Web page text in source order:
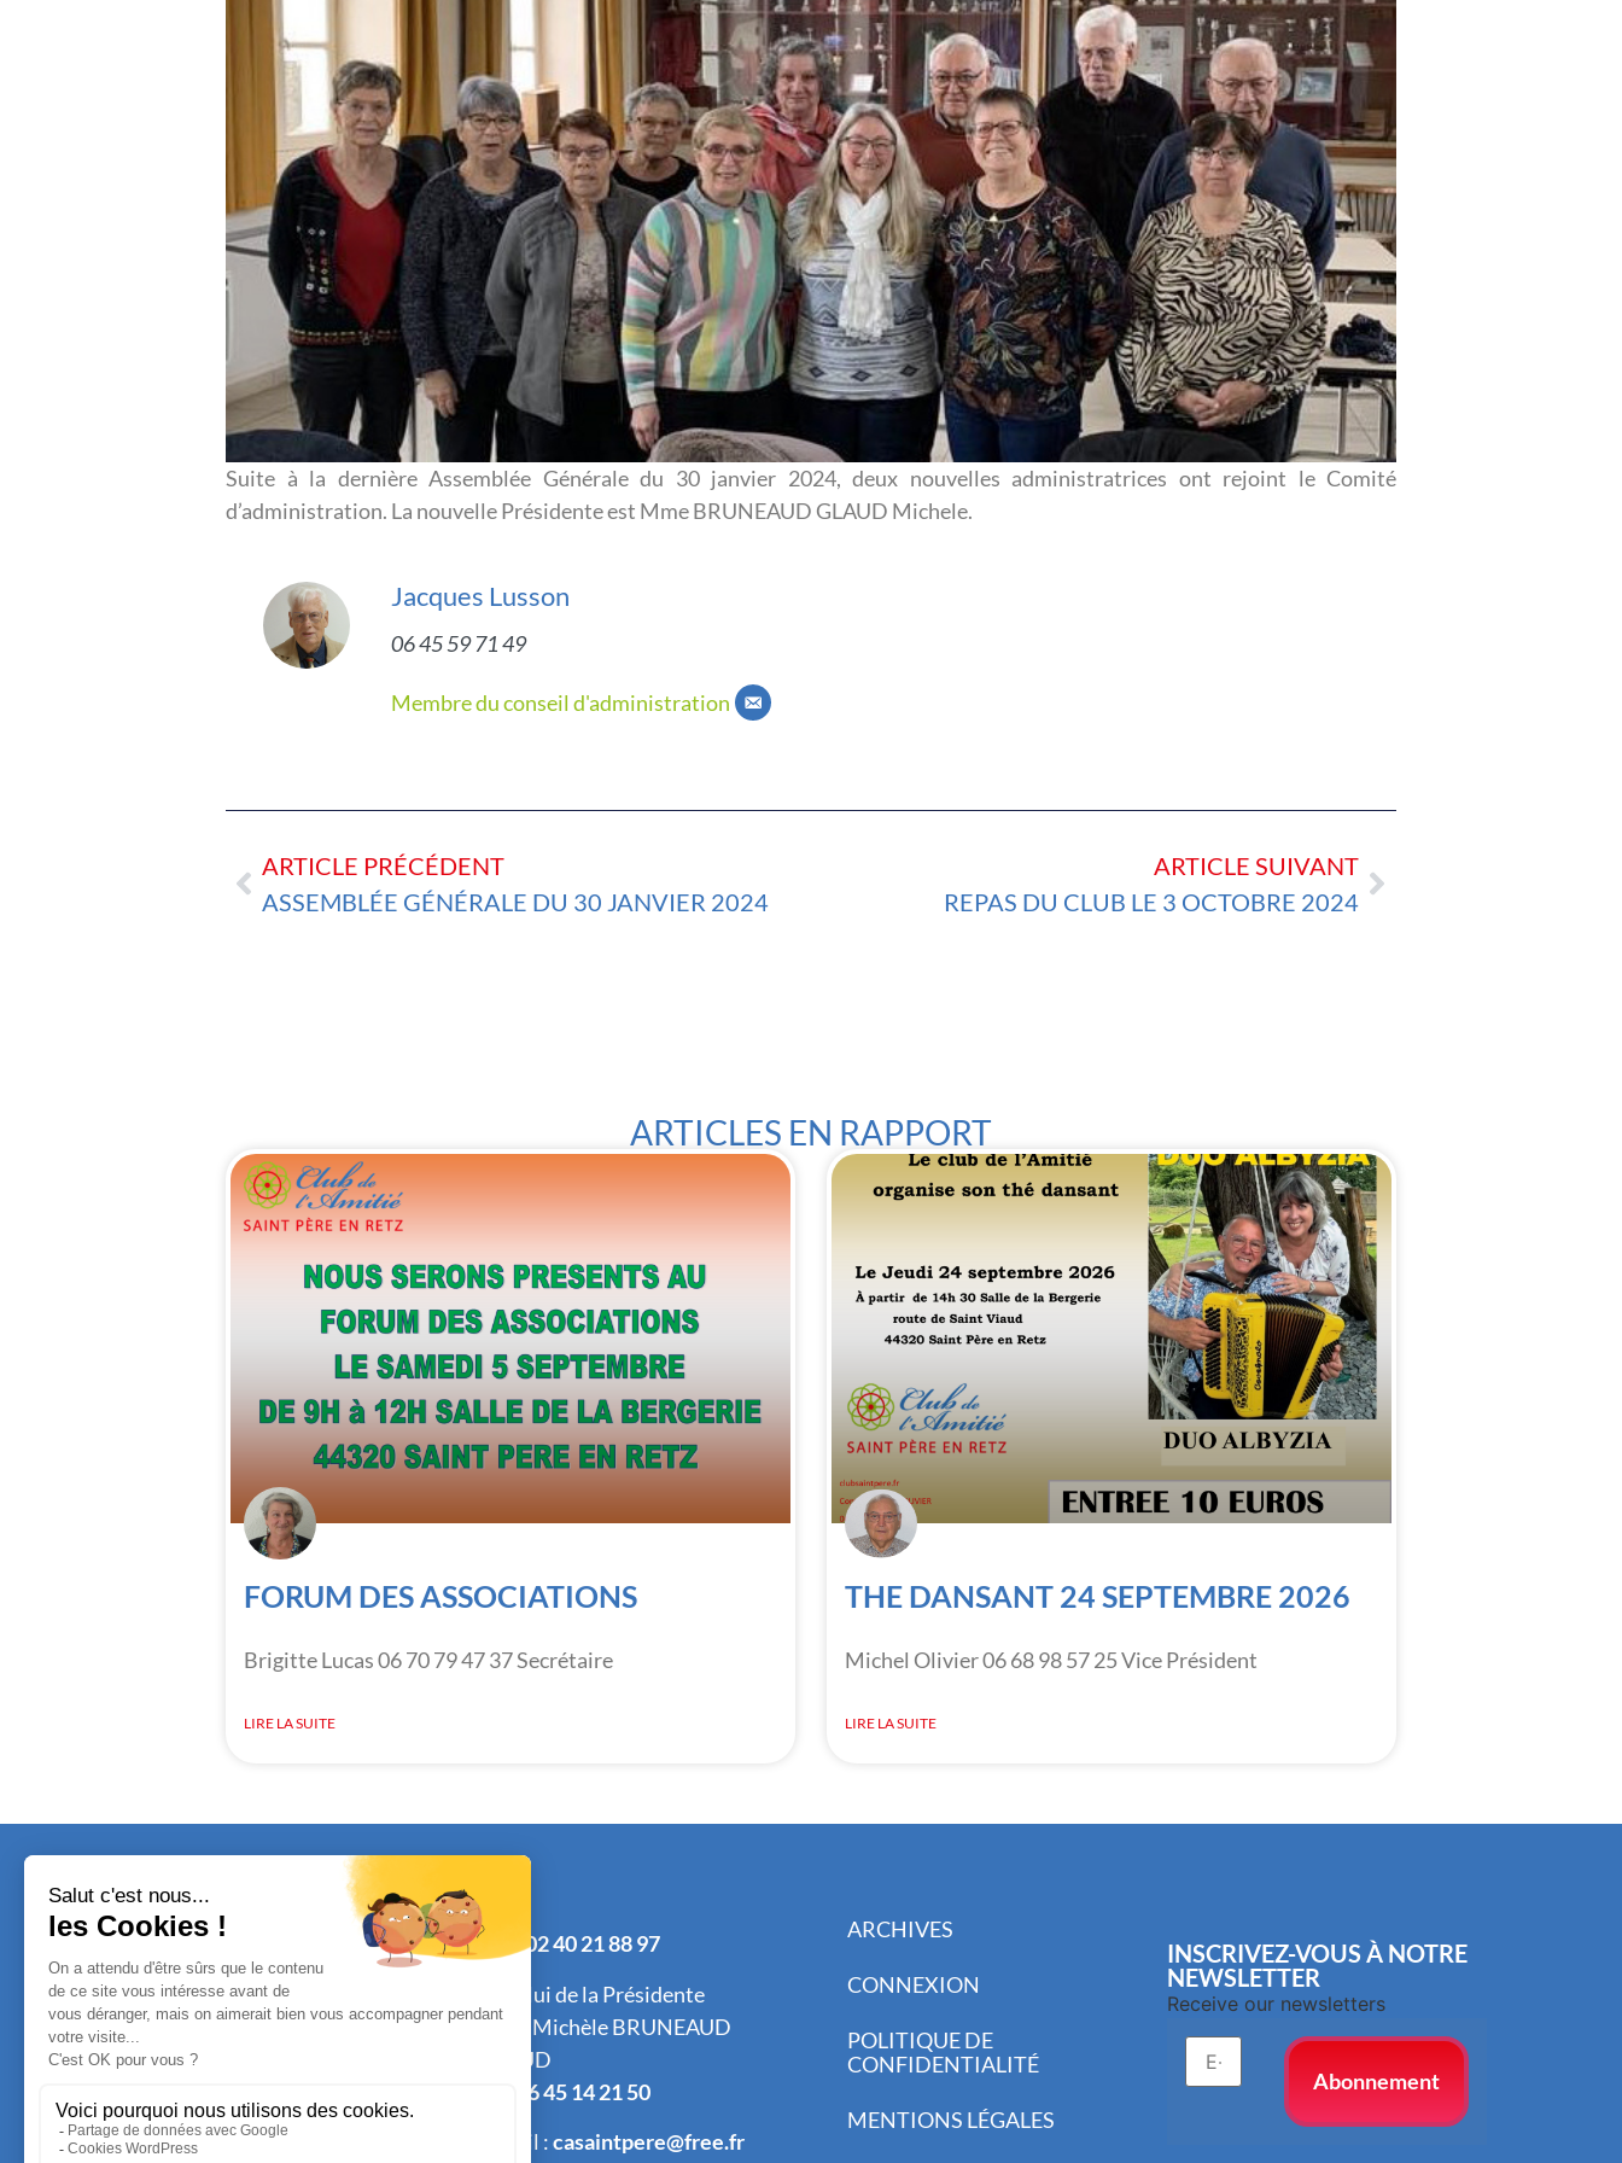
Suite à la dernière Assemblée Générale du 30 janvier 2024, deux nouvelles administratrices ont rejoint le Comité
d’administration. La nouvelle Présidente est Mme BRUNEAUD GLAUD Michele.
Jacques Lusson
06 45 59 71 49
Membre du conseil d'administration
ARTICLE PRÉCÉDENT
ASSEMBLÉE GÉNÉRALE DU 30 JANVIER 2024
ARTICLE SUIVANT
REPAS DU CLUB LE 3 OCTOBRE 2024
ARTICLES EN RAPPORT
FORUM DES ASSOCIATIONS
Brigitte Lucas 06 70 79 47 37 Secrétaire
LIRE LA SUITE
THE DANSANT 24 SEPTEMBRE 2026
Michel Olivier 06 68 98 57 25 Vice Président
LIRE LA SUITE
Espace René Leduc
44320 SAINT PÈRE EN RETZ
Tél. :02 40 21 88 97
ou celui de la Présidente
Mme Michèle BRUNEAUD
GLAUD
06 45 14 21 50
E-mail :casaintpere@free.fr
ARCHIVES
CONNEXION
POLITIQUE DE
CONFIDENTIALITÉ
MENTIONS LÉGALES
INSCRIVEZ-VOUS À NOTRE
NEWSLETTER
Receive our newsletters
Abonnement